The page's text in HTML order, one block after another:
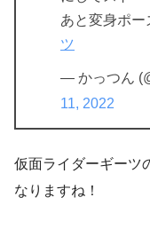
あと変身ポ
ツ
— かっつん
11, 2022
仮面ライダーギーツ
なりますね！